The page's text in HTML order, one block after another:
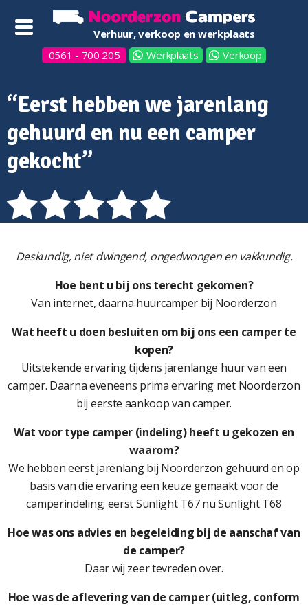
Verhuur, verkoop en werkplaats
0561 - 700 205
Werkplaats Verkoop
“Eerst hebben we jarenlang
gehuurd en nu een camper
gekocht”
Deskundig, niet dwingend, ongedwongen en vakkundig.
Hoe bent u bij ons terecht gekomen?
Van internet, daarna huurcamper bij Noorderzon
Wat heeft u doen besluiten om bij ons een camper te
kopen?
Uitstekende ervaring tijdens jarenlange huur van een
camper. Daarna eveneens prima ervaring met Noorderzon
bij eerste aankoop van camper.
Wat voor type camper (indeling) heeft u gekozen en
waarom?
We hebben eerst jarenlang bij Noorderzon gehuurd en op
basis van die ervaring een keuze gemaakt voor de
camperindeling; eerst Sunlight T67 nu Sunlight T68
Hoe was ons advies en begeleiding bij de aanschaf van
de camper?
Daar wij zeer tevreden over.
Hoe was de aflevering van de camper (uitleg, conform